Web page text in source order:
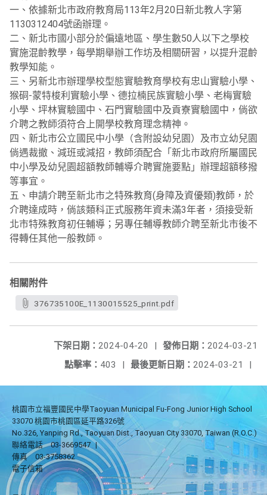
一、依據新北市政府教育局113年2月20日新北教人字第
1130312404號函辦理。
二、新北市國小部分於偏遠地區、學生數50人以下之學校
實施混齡教學，每學期舉辦工作坊及相關研習，以提升混齡
教學知能。
三、另新北市辦理學校型態實驗教育學校有忠山實驗小學、
猴硐-蒙特梭利實驗小學、德拉楠民族實驗小學、老梅實驗
小學、坪林實驗國中、石門實驗國中及貢寮實驗國中，倘欲
介聘之教師須符合上開學校教育理念精神。
四、新北市公立國民中小學（含附設幼兒園）及市立幼兒園
倘遇裁撤、減班或減招，教師須配合「新北市政府所屬國民
中小學及幼兒園超額教師輔導介聘實施要點」辦理超額移撥
等事宜。
五、申請介聘至新北市之特殊教育(身障及資優類)教師，於
介聘達成時，倘該類科正式服務年資未滿3年者，須接受新
北市特殊教育初任輔導；另專任輔導教師介聘至新北市後不
得轉任其他一般教師。
相關附件
376735100E_1130015525_print.pdf
發佈日期： 2024-03-21
下架日期： 2024-04-20
|
最後更新日期： 2024-03-21 |
點擊率： 403 |
桃園市立福豐國民中學Taoyuan Municipal Fu-Fong Junior High School
33070 桃園市桃園區延平路326號
No.326, Yanping Rd., Taoyuan Dist., Taoyuan City 33070, Taiwan (R.O.C.)
聯絡電話
03-3669547 |
傳真
03-3758362
電子信箱